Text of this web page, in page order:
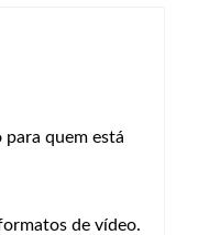
para quem está
de vídeo.